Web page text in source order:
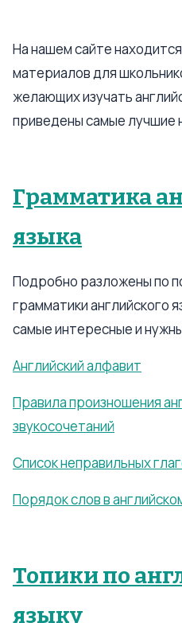
На нашем сайте
материалов для
желающих изучать
приведены самые лучшие
Грамматика
языка
Подробно разложены по
грамматики английского
самые интересные и
Английский алфавит
Правила произношения
звукосочетаний
Список неправильных
Порядок слов в
Топики по
языку